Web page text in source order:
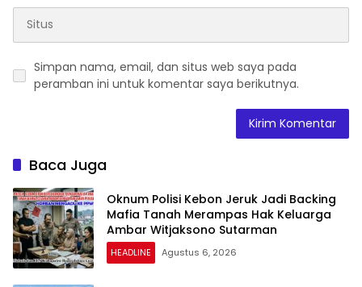
Simpan nama, email, dan situs web saya pada
peramban ini untuk komentar saya berikutnya.
Baca Juga
Oknum Polisi Kebon Jeruk Jadi Backing
Mafia Tanah Merampas Hak Keluarga
Ambar Witjaksono Sutarman
HEADLINE Agustus 6, 2026